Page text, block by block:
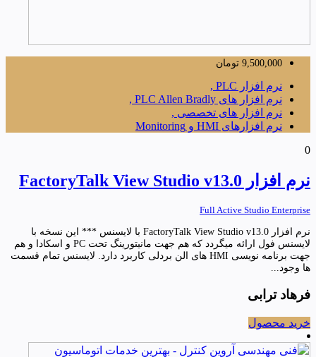
9,500,000 تومان
نرم افزار PLC ,
نرم افزار های PLC Allen Bradly ,
نرم افزار های تخصصی ,
نرم افزارهای HMI و Monitoring
0
نرم افزار FactoryTalk View Studio v13.0
Full Active Studio Enterprise
نرم افزار FactoryTalk View Studio v13.0 با لایسنس *** این نسخه با
لایسنس فول ارائه میگردد که هم جهت مانیتورینگ تحت PC و اسکادا و هم
جهت برنامه نویسی HMI های الن بردلی کاربرد دارد. لایسنس تمام قسمت
ها وجود...
فرهاد ترابی
خرید محصول